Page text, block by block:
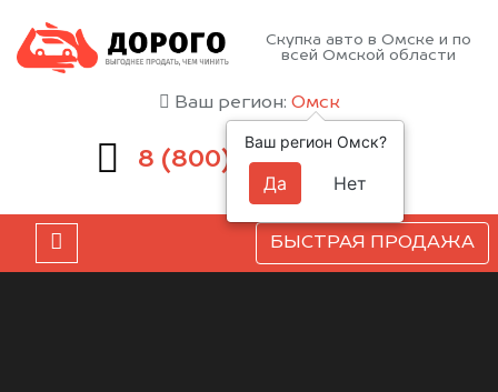
Скупка авто в Омске и по
всей Омской области
Ваш регион: Омск
8 (800) 551-81-15
БЫСТРАЯ ПРОДАЖА
Ваш регион Омск?
Да Нет